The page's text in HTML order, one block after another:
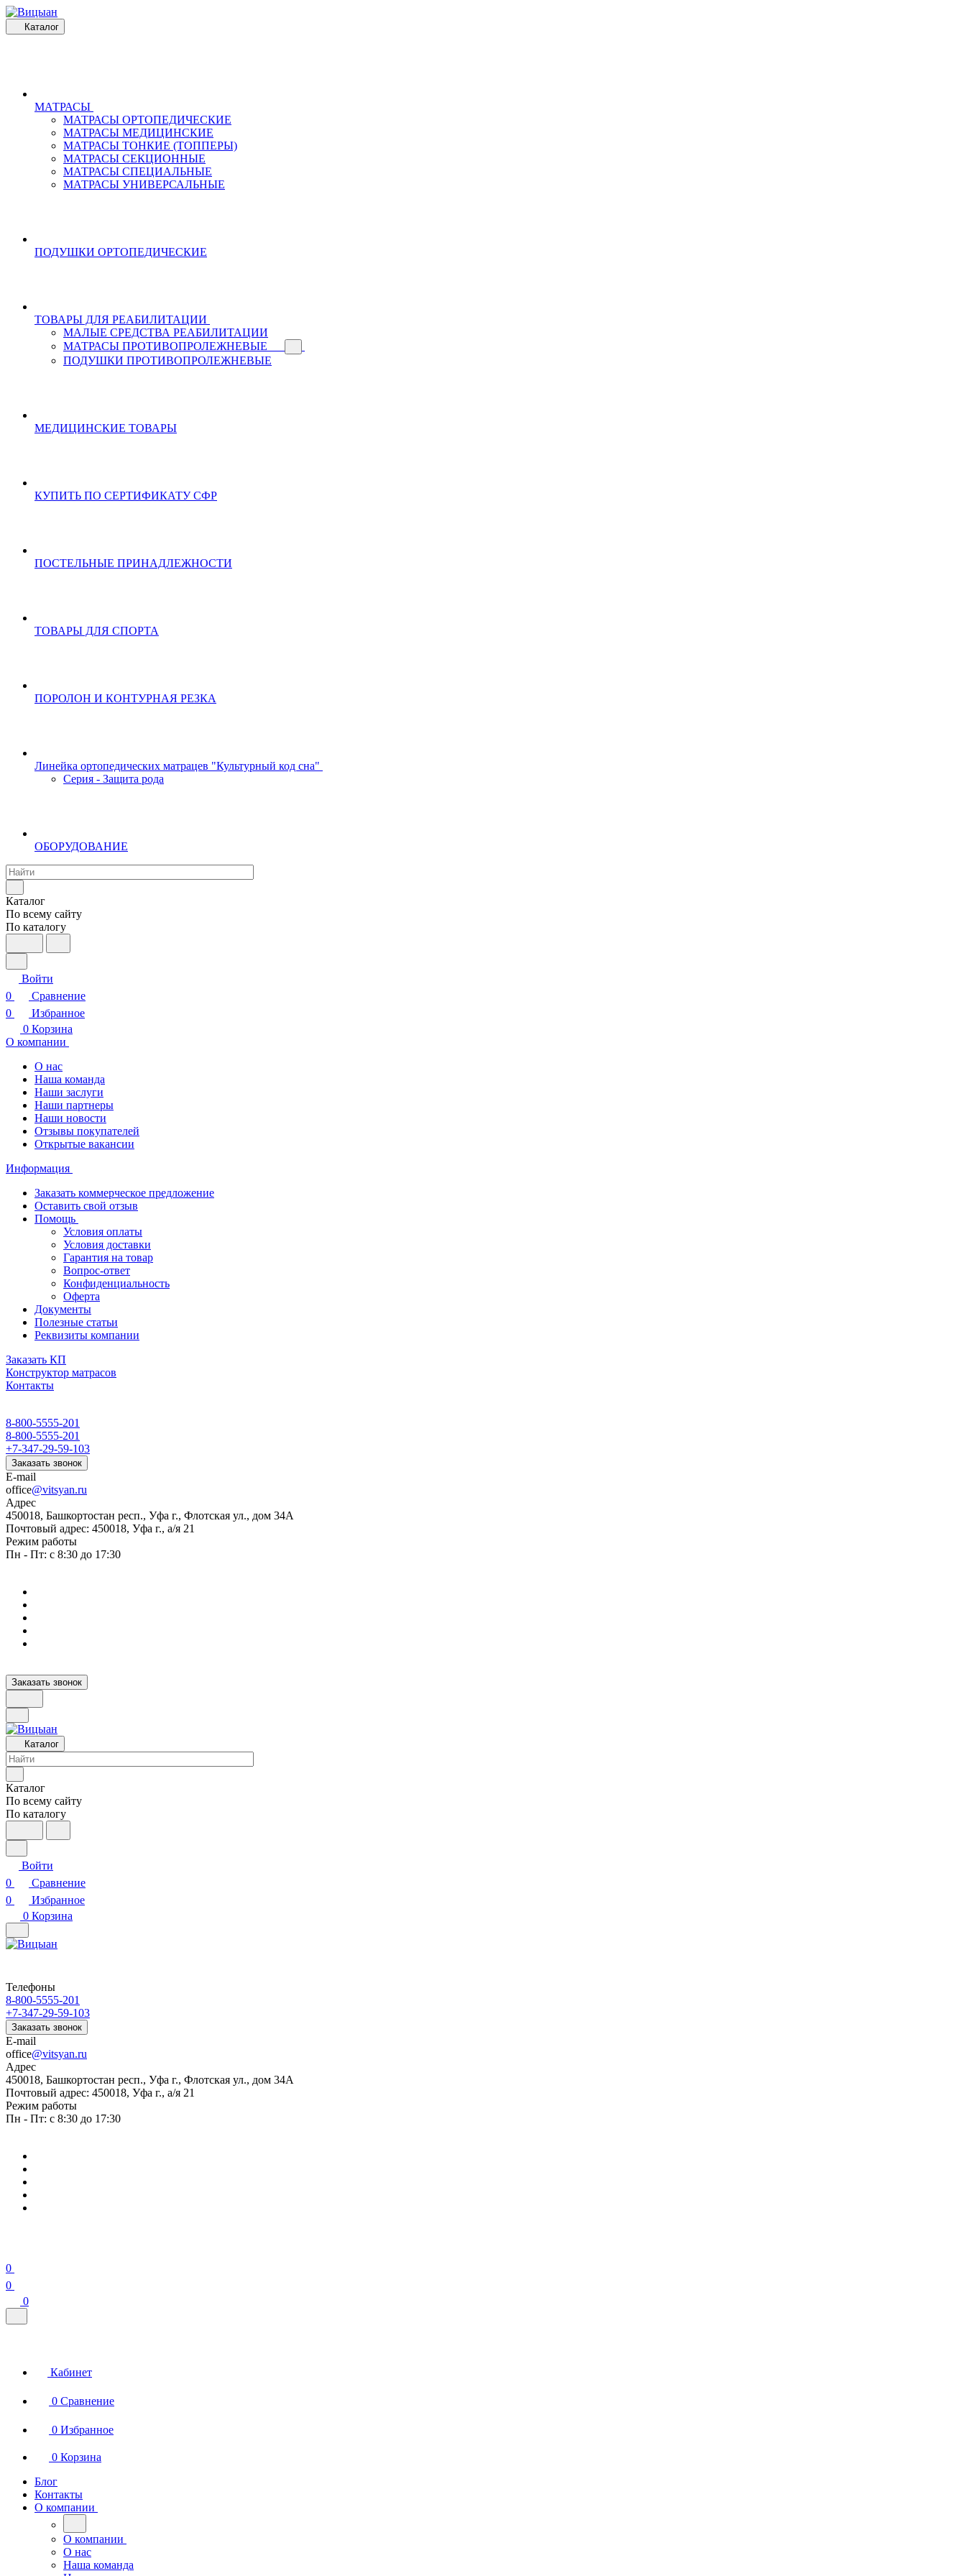
Каталог
МАТРАСЫ
МАТРАСЫ ОРТОПЕДИЧЕСКИЕ
МАТРАСЫ МЕДИЦИНСКИЕ
МАТРАСЫ ТОНКИЕ (ТОППЕРЫ)
МАТРАСЫ СЕКЦИОННЫЕ
МАТРАСЫ СПЕЦИАЛЬНЫЕ
МАТРАСЫ УНИВЕРСАЛЬНЫЕ
ПОДУШКИ ОРТОПЕДИЧЕСКИЕ
ТОВАРЫ ДЛЯ РЕАБИЛИТАЦИИ
МАЛЫЕ СРЕДСТВА РЕАБИЛИТАЦИИ
МАТРАСЫ ПРОТИВОПРОЛЕЖНЕВЫЕ
ПОДУШКИ ПРОТИВОПРОЛЕЖНЕВЫЕ
МЕДИЦИНСКИЕ ТОВАРЫ
КУПИТЬ ПО СЕРТИФИКАТУ СФР
ПОСТЕЛЬНЫЕ ПРИНАДЛЕЖНОСТИ
ТОВАРЫ ДЛЯ СПОРТА
ПОРОЛОН И КОНТУРНАЯ РЕЗКА
Линейка ортопедических матрацев "Культурный код сна"
Серия - Защита рода
ОБОРУДОВАНИЕ
Каталог
По всему сайту
По каталогу
Войти
0
Сравнение
0
Избранное
0 Корзина
О компании
О нас
Наша команда
Наши заслуги
Наши партнеры
Наши новости
Отзывы покупателей
Открытые вакансии
Информация
Заказать коммерческое предложение
Оставить свой отзыв
Помощь
Условия оплаты
Условия доставки
Гарантия на товар
Вопрос-ответ
Конфиденциальность
Оферта
Документы
Полезные статьи
Реквизиты компании
Заказать КП
Конструктор матрасов
Контакты
8-800-5555-201
8-800-5555-201
+7-347-29-59-103
Заказать звонок
E-mail
office@vitsyan.ru
Адрес
450018, Башкортостан респ., Уфа г., Флотская ул., дом 34А
Почтовый адрес: 450018, Уфа г., а/я 21
Режим работы
Пн - Пт: с 8:30 до 17:30
Заказать звонок
Каталог
Каталог
По всему сайту
По каталогу
Войти
0
Сравнение
0
Избранное
0 Корзина
Телефоны
8-800-5555-201
+7-347-29-59-103
Заказать звонок
E-mail
office@vitsyan.ru
Адрес
450018, Башкортостан респ., Уфа г., Флотская ул., дом 34А
Почтовый адрес: 450018, Уфа г., а/я 21
Режим работы
Пн - Пт: с 8:30 до 17:30
0
0
0
Кабинет
0 Сравнение
0 Избранное
0 Корзина
Блог
Контакты
О компании
О компании
О нас
Наша команда